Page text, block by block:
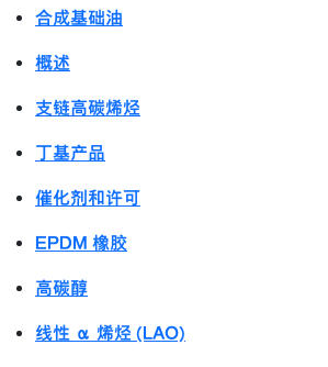
合成基础油
概述
支链高碳烯烃
丁基产品
催化剂和许可
EPDM 橡胶
高碳醇
线性 α 烯烃 (LAO)